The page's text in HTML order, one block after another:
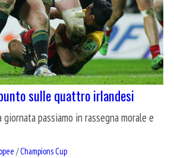
sulle quattro irlandesi
passiamo in rassegna morale e
/Champions Cup